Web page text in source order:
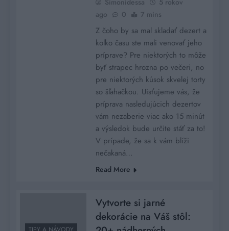
ago
0 7 mins
Z čoho by sa mal skladať dezert a
koľko času ste mali venovať jeho
príprave? Pre niektorých to môže
byť strapec hrozna po večeri, no
pre niektorých kúsok skvelej torty
so šľahačkou. Uisťujeme vás, že
príprava nasledujúcich dezertov
vám nezaberie viac ako 15 minút
a výsledok bude určite stáť za to!
V prípade, že sa k vám blíži
nečakaná…
Read More
Vytvorte si jarné
dekorácie na Váš stôl: